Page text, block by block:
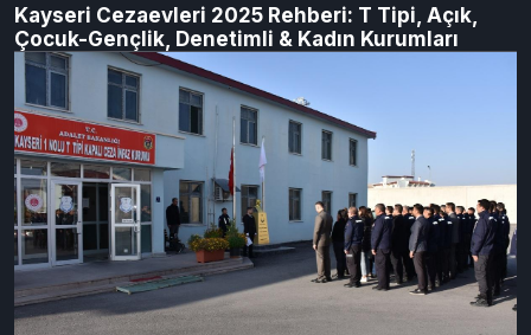
Kayseri Cezaevleri 2025 Rehberi: T Tipi, Açık,
Çocuk-Gençlik, Denetimli & Kadın Kurumları